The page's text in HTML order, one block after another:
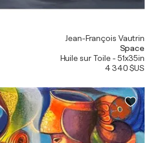
Jean-François Vautrin
Space
Huile sur Toile - 51x35in
4 340 $US